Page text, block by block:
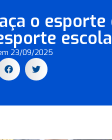
o
23/09/2025